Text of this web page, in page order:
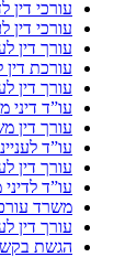
עורכי דין
עורכי דין
עורך דין
עורכת דין
עורך דין
עו”ד דיני
עורך דין
עו”ד
עורך דין
עו”ד
משרד
עורך דין
הגשת